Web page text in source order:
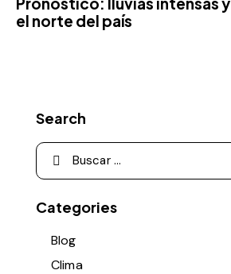
el norte del país
Search
Categories
Blog
Clima